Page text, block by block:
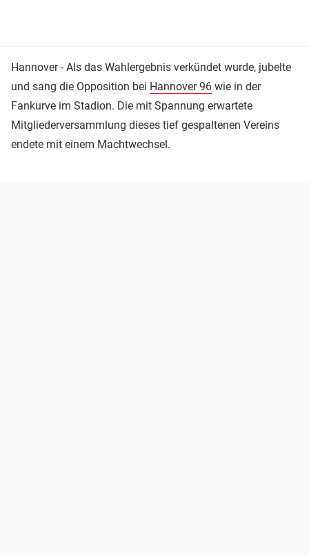
Hannover - Als das Wahlergebnis verkündet wurde, jubelte
und sang die Opposition bei Hannover 96 wie in der
Fankurve im Stadion. Die mit Spannung erwartete
Mitgliederversammlung dieses tief gespaltenen Vereins
endete mit einem Machtwechsel.